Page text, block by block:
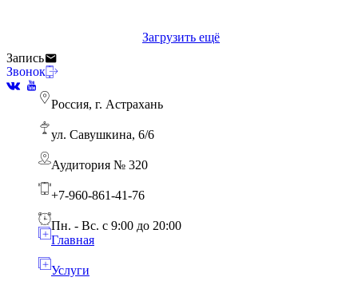
Загрузить ещё
Запись
Звонок
Россия, г. Астрахань
ул. Савушкина, 6/6
Аудитория № 320
+7-960-861-41-76
Пн. - Вс. с 9:00 до 20:00
Главная
Услуги